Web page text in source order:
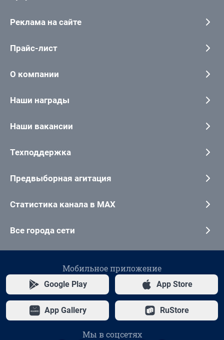
Реклама на сайте
Прайс-лист
О компании
Наши награды
Наши вакансии
Техподдержка
Предвыборная агитация
Статистика канала в MAX
Все города сети
Мобильное приложение
Google Play App Store
App Gallery RuStore
Мы в соцсетях